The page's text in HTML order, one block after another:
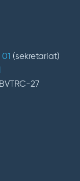
(sekretariat)
27
Instagram